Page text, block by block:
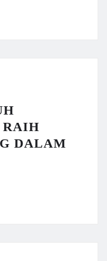
RAIH
DALAM